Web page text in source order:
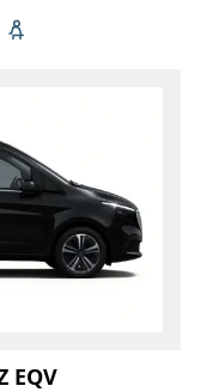
6
bagages: 6
gratuit
Siège enfant
EQV